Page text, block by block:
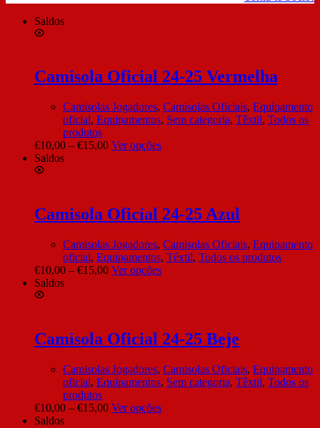
Saldos
Camisola Oficial 24-25 Vermelha
Camisolas Jogadores, Camisolas Oficiais, Equipamento
oficial, Equipamentos, Sem categoria, Têxtil, Todos os
produtos
€10,00 – €15,00 Ver opções
Saldos
Camisola Oficial 24-25 Azul
Camisolas Jogadores, Camisolas Oficiais, Equipamento
oficial, Equipamentos, Têxtil, Todos os produtos
€10,00 – €15,00 Ver opções
Saldos
Camisola Oficial 24-25 Beje
Camisolas Jogadores, Camisolas Oficiais, Equipamento
oficial, Equipamentos, Sem categoria, Têxtil, Todos os
produtos
€10,00 – €15,00 Ver opções
Saldos